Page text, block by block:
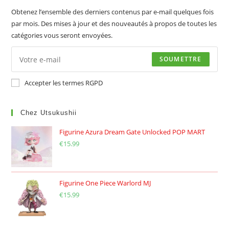
Obtenez l’ensemble des derniers contenus par e-mail quelques fois
par mois. Des mises à jour et des nouveautés à propos de toutes les
catégories vous seront envoyées.
SOUMETTRE
Accepter les termes RGPD
Chez Utsukushii
Figurine Azura Dream Gate Unlocked POP MART
€15.99
Figurine One Piece Warlord MJ
€15.99